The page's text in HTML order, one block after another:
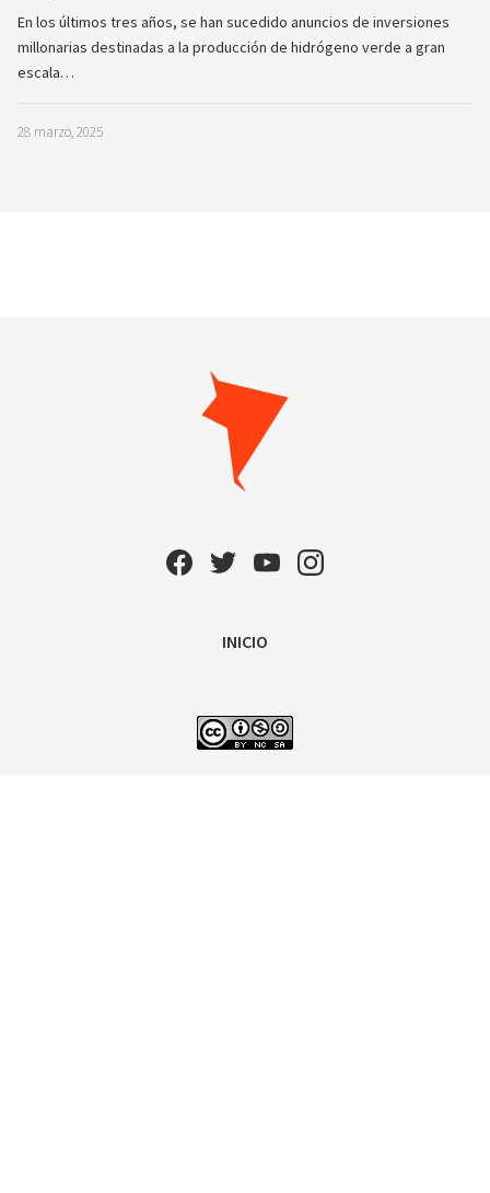
En los últimos tres años, se han sucedido anuncios de inversiones
millonarias destinadas a la producción de hidrógeno verde a gran
escala…
28 marzo, 2025
INICIO